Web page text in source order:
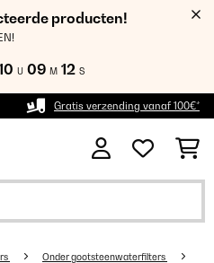
producten!
U 09 M 12 S
Gratis verzending vanaf 100€*
Onder gootsteenwaterfilters